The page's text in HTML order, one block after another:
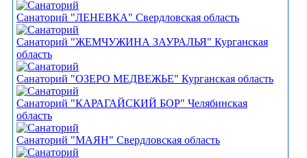
Санаторий "ЛЕНЕВКА" Свердловская область
Санаторий "ЖЕМЧУЖИНА ЗАУРАЛЬЯ" Курганская
область
Санаторий "ОЗЕРО МЕДВЕЖЬЕ" Курганская область
Санаторий "КАРАГАЙСКИЙ БОР" Челябинская
область
Санаторий "МАЯН" Свердловская область